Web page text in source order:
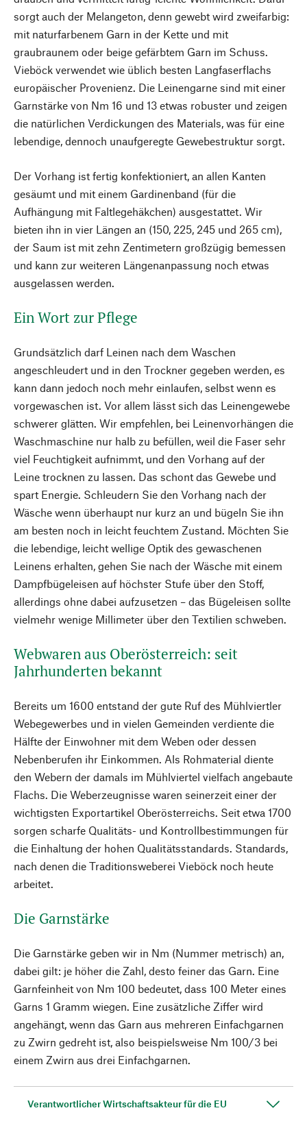
sorgt auch der Melangeton, denn gewebt wird zweifarbig:
mit naturfarbenem Garn in der Kette und mit
graubraunem oder beige gefärbtem Garn im Schuss.
Vieböck verwendet wie üblich besten Langfaserflachs
europäischer Provenienz. Die Leinengarne sind mit einer
Garnstärke von Nm 16 und 13 etwas robuster und zeigen
die natürlichen Verdickungen des Materials, was für eine
lebendige, dennoch unaufgeregte Gewebestruktur sorgt.
Der Vorhang ist fertig konfektioniert, an allen Kanten
gesäumt und mit einem Gardinenband (für die
Aufhängung mit Faltlegehäkchen) ausgestattet. Wir
bieten ihn in vier Längen an (150, 225, 245 und 265 cm),
der Saum ist mit zehn Zentimetern großzügig bemessen
und kann zur weiteren Längenanpassung noch etwas
ausgelassen werden.
Ein Wort zur Pflege
Grundsätzlich darf Leinen nach dem Waschen
angeschleudert und in den Trockner gegeben werden, es
kann dann jedoch noch mehr einlaufen, selbst wenn es
vorgewaschen ist. Vor allem lässt sich das Leinengewebe
schwerer glätten. Wir empfehlen, bei Leinenvorhängen die
Waschmaschine nur halb zu befüllen, weil die Faser sehr
viel Feuchtigkeit aufnimmt, und den Vorhang auf der
Leine trocknen zu lassen. Das schont das Gewebe und
spart Energie. Schleudern Sie den Vorhang nach der
Wäsche wenn überhaupt nur kurz an und bügeln Sie ihn
am besten noch in leicht feuchtem Zustand. Möchten Sie
die lebendige, leicht wellige Optik des gewaschenen
Leinens erhalten, gehen Sie nach der Wäsche mit einem
Dampfbügeleisen auf höchster Stufe über den Stoff,
allerdings ohne dabei aufzusetzen – das Bügeleisen sollte
vielmehr wenige Millimeter über den Textilien schweben.
Webwaren aus Oberösterreich: seit
Jahrhunderten bekannt
Bereits um 1600 entstand der gute Ruf des Mühlviertler
Webegewerbes und in vielen Gemeinden verdiente die
Hälfte der Einwohner mit dem Weben oder dessen
Nebenberufen ihr Einkommen. Als Rohmaterial diente
den Webern der damals im Mühlviertel vielfach angebaute
Flachs. Die Weberzeugnisse waren seinerzeit einer der
wichtigsten Exportartikel Oberösterreichs. Seit etwa 1700
sorgen scharfe Qualitäts- und Kontrollbestimmungen für
die Einhaltung der hohen Qualitätsstandards. Standards,
nach denen die Traditionsweberei Vieböck noch heute
arbeitet.
Die Garnstärke
Die Garnstärke geben wir in Nm (Nummer metrisch) an,
dabei gilt: je höher die Zahl, desto feiner das Garn. Eine
Garnfeinheit von Nm 100 bedeutet, dass 100 Meter eines
Garns 1 Gramm wiegen. Eine zusätzliche Ziffer wird
angehängt, wenn das Garn aus mehreren Einfachgarnen
zu Zwirn gedreht ist, also beispielsweise Nm 100/3 bei
einem Zwirn aus drei Einfachgarnen.
Verantwortlicher Wirtschaftsakteur für die EU